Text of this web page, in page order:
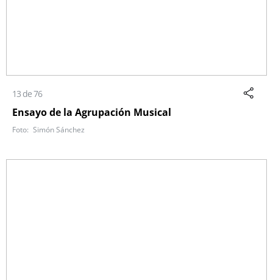
13 de 76
Ensayo de la Agrupación Musical
Simón Sánchez